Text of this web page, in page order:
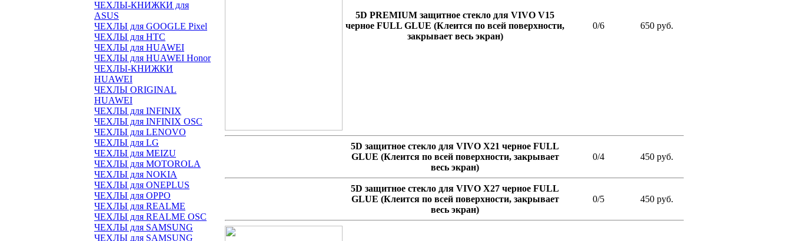
ЧЕХЛЫ-КНИЖКИ для
ASUS
ЧЕХЛЫ для GOOGLE Pixel
ЧЕХЛЫ для HTC
ЧЕХЛЫ для HUAWEI
ЧЕХЛЫ для HUAWEI Honor
ЧЕХЛЫ-КНИЖКИ
HUAWEI
ЧЕХЛЫ ORIGINAL
HUAWEI
ЧЕХЛЫ для INFINIX
ЧЕХЛЫ для INFINIX OSC
ЧЕХЛЫ для LENOVO
ЧЕХЛЫ для LG
ЧЕХЛЫ для MEIZU
ЧЕХЛЫ для MOTOROLA
ЧЕХЛЫ для NOKIA
ЧЕХЛЫ для ONEPLUS
ЧЕХЛЫ для OPPO
ЧЕХЛЫ для REALME
ЧЕХЛЫ для REALME OSC
ЧЕХЛЫ для SAMSUNG
ЧЕХЛЫ для SAMSUNG
5D PREMIUM защитное стекло для VIVO V15
черное FULL GLUE (Клеится по всей поверхности,
закрывает весь экран)
0/6 650 руб.
5D защитное стекло для VIVO X21 черное FULL
GLUE (Клеится по всей поверхности, закрывает
весь экран)
0/4 450 руб.
5D защитное стекло для VIVO X27 черное FULL
GLUE (Клеится по всей поверхности, закрывает
весь экран)
0/5 450 руб.